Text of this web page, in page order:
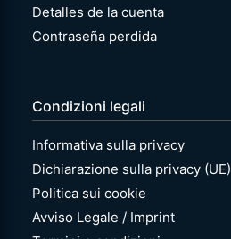
Detalles de la cuenta
Contraseña perdida
Condizioni legali
Informativa sulla privacy
Dichiarazione sulla privacy (UE)
Politica sui cookie
Avviso Legale / Imprint